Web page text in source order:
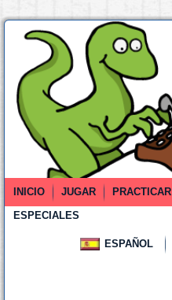
INICIO JUGAR PRACTICAR
ESPECIALES
ESPAÑOL